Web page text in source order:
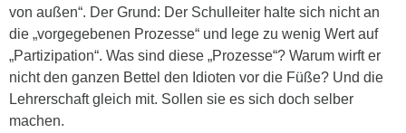
von außen“. Der Grund: Der Schulleiter halte sich nicht an
die „vorgegebenen Prozesse“ und lege zu wenig Wert auf
„Partizipation“. Was sind diese „Prozesse“? Warum wirft er
nicht den ganzen Bettel den Idioten vor die Füße? Und die
Lehrerschaft gleich mit. Sollen sie es sich doch selber
machen.